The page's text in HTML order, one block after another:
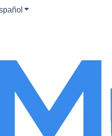
Traducciones de Mostrar